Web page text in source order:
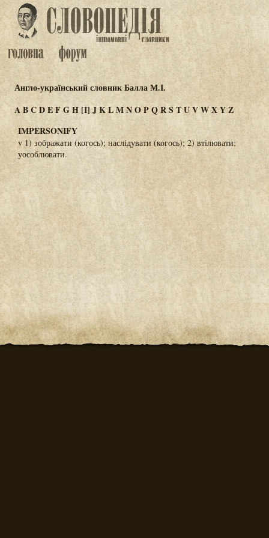
Англо-український словник Балла М.І.
ABCDEFGH[I] JKLMNOPQRSTUVWXYZ
IMPERSONIFY
v 1) зображати (когось); наслідувати (когось); 2) втілювати;
уособлювати.